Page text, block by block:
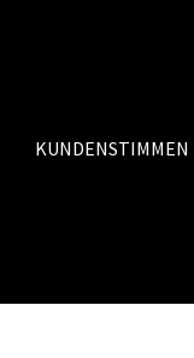
KUNDENSTIMMEN